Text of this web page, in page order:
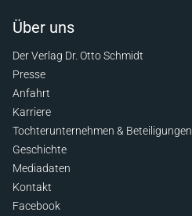
Über uns
Der Verlag Dr. Otto Schmidt
Presse
Anfahrt
Karriere
Tochterunternehmen & Beteiligungen
Geschichte
Mediadaten
Kontakt
Facebook